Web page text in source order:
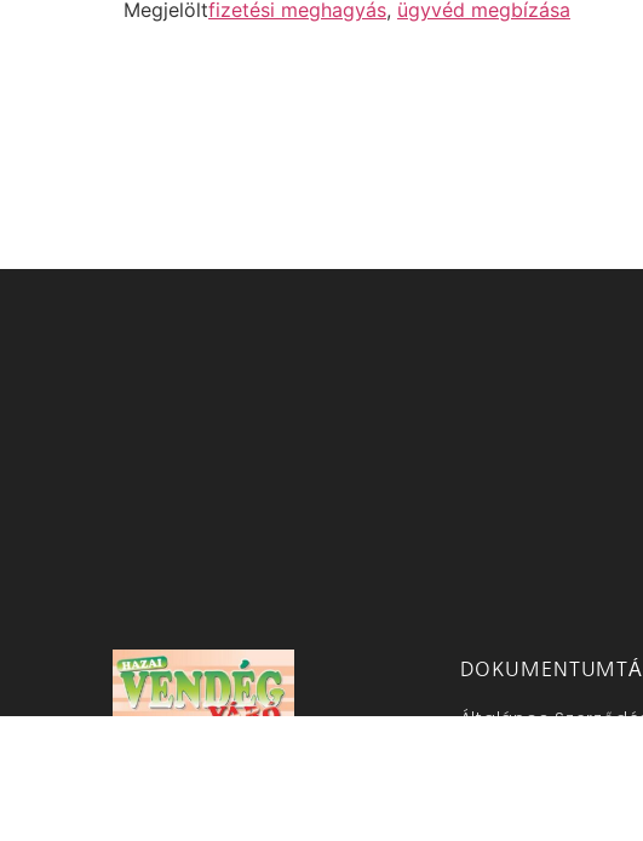
Megjelöltfizetési meghagyás, ügyvéd megbízása
Általános